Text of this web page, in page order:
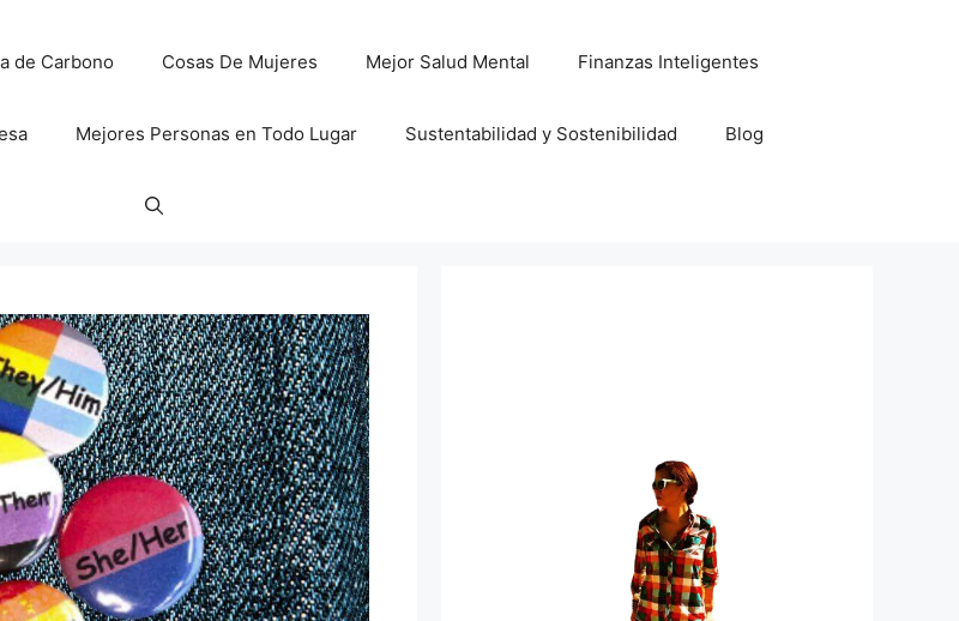
de Carbono Cosas De Mujeres Mejor Salud Mental Finanzas Inteligentes
Mejores Personas en Todo Lugar Sustentabilidad y Sostenibilidad Blog